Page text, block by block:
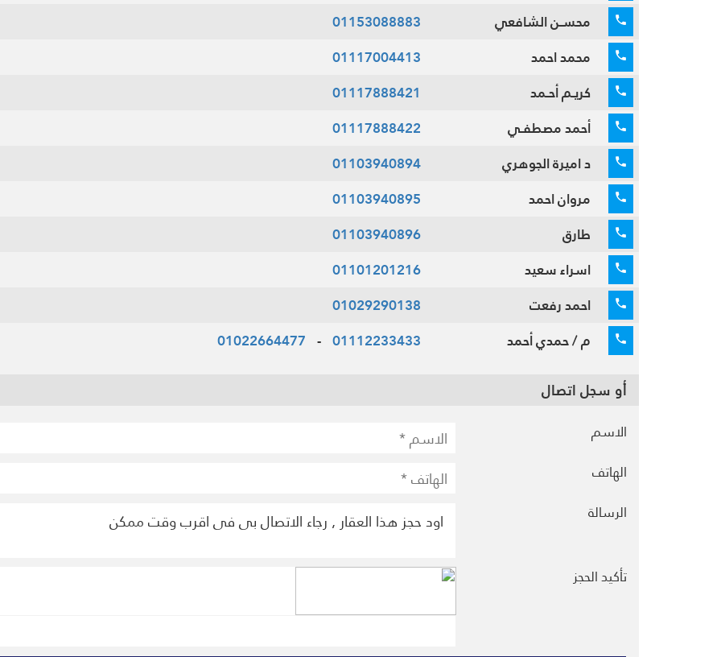
محسـن الشافعي
01153088883
محمد احمد
01117004413
كريـم أحـمد
01117888421
أحمد مصطفـي
01117888422
د اميرة الجوهري
01103940894
مروان احمد
01103940895
طارق
01103940896
اسراء سعيد
01101201216
احمد رفعت
01029290138
م / حمدي أحمد
01112233433
-
01022664477
أو سجل اتصال
الاسم
الهاتف
الرسالة
تأكيد الحجز